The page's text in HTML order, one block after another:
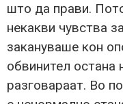
што да прави.
некакви чувства
закануваше кон
обвинител
разговараат. Во